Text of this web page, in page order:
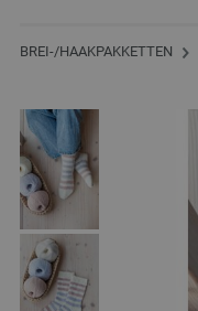
BREI-/HAAKPAKKETTEN